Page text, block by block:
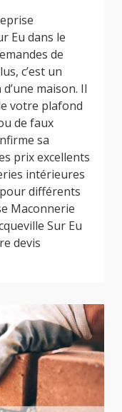
Eu dans le
de
c’est un
maison. Il
votre plafond
de faux
sa
prix excellents
intérieures
différents
Maconnerie
Sur Eu
devis